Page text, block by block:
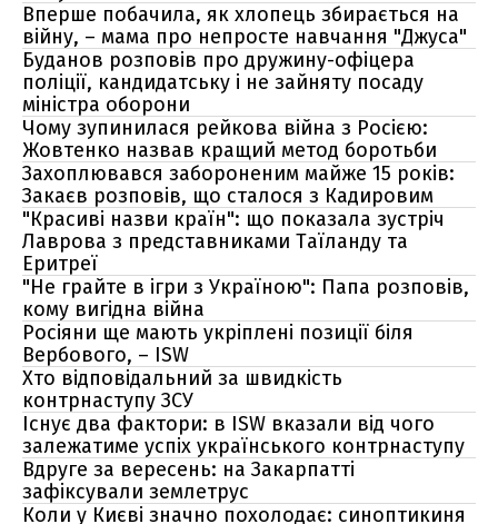
Вперше побачила, як хлопець збирається на
війну, – мама про непросте навчання "Джуса"
Буданов розповів про дружину-офіцера
поліції, кандидатську і не зайняту посаду
міністра оборони
Чому зупинилася рейкова війна з Росією:
Жовтенко назвав кращий метод боротьби
Захоплювався забороненим майже 15 років:
Закаєв розповів, що сталося з Кадировим
"Красиві назви країн": що показала зустріч
Лаврова з представниками Таїланду та
Еритреї
"Не грайте в ігри з Україною": Папа розповів,
кому вигідна війна
Росіяни ще мають укріплені позиції біля
Вербового, – ISW
Хто відповідальний за швидкість
контрнаступу ЗСУ
Існує два фактори: в ISW вказали від чого
залежатиме успіх українського контрнаступу
Вдруге за вересень: на Закарпатті
зафіксували землетрус
Коли у Києві значно похолодає: синоптикиня